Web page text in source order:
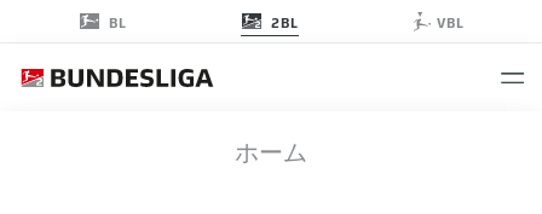
BL 2BL VBL
ホーム
FCN EBS